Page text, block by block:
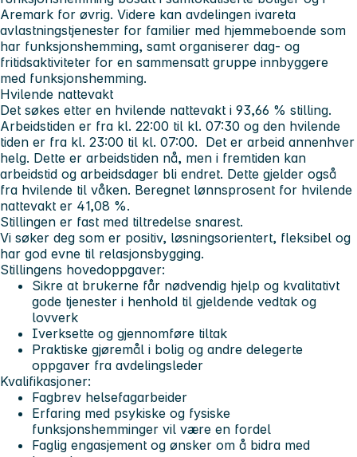
Aremark for øvrig. Videre kan avdelingen ivareta
avlastningstjenester for familier med hjemmeboende som
har funksjonshemming, samt organiserer dag- og
fritidsaktiviteter for en sammensatt gruppe innbyggere
med funksjonshemming.
Hvilende nattevakt
Det søkes etter en hvilende nattevakt i 93,66 % stilling.
Arbeidstiden er fra kl. 22:00 til kl. 07:30 og den hvilende
tiden er fra kl. 23:00 til kl. 07:00. Det er arbeid annenhver
helg. Dette er arbeidstiden nå, men i fremtiden kan
arbeidstid og arbeidsdager bli endret. Dette gjelder også
fra hvilende til våken. Beregnet lønnsprosent for hvilende
nattevakt er 41,08 %.
Stillingen er fast med tiltredelse snarest.
Vi søker deg som er positiv, løsningsorientert, fleksibel og
har god evne til relasjonsbygging.
Stillingens hovedoppgaver:
Sikre at brukerne får nødvendig hjelp og kvalitativt
gode tjenester i henhold til gjeldende vedtak og
lovverk
Iverksette og gjennomføre tiltak
Praktiske gjøremål i bolig og andre delegerte
oppgaver fra avdelingsleder
Kvalifikasjoner:
Fagbrev helsefagarbeider
Erfaring med psykiske og fysiske
funksjonshemminger vil være en fordel
Faglig engasjement og ønsker om å bidra med